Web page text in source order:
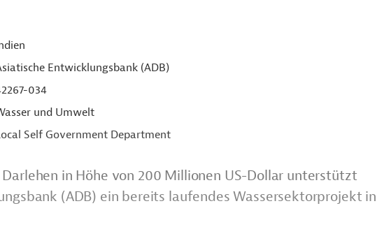
Entwicklungsbank (ADB)
034
und Umwelt
Self Government Department
in Höhe von 200 Millionen US-Dollar unterstützt
(ADB) ein bereits laufendes Wassersektorprojekt in